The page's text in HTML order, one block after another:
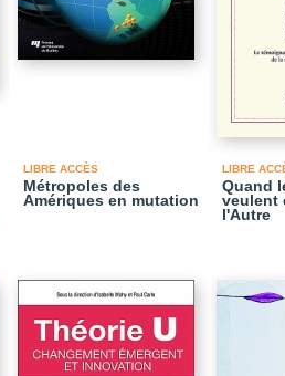
LIBRE ACCÈS
Métropoles des
Amériques en mutation
LIBRE
Quand
veulent
l'Autre